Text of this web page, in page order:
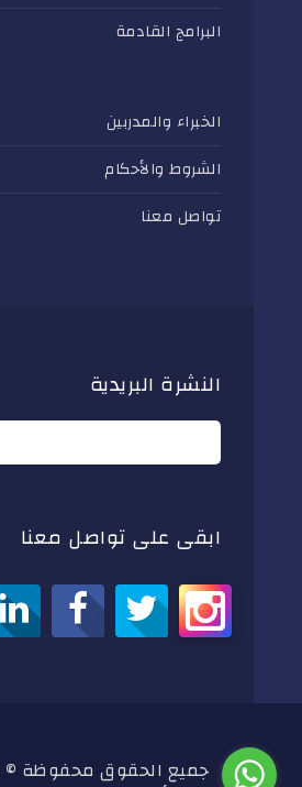
البرامج القادمة
الخبراء والمدربين
الشروط والأحكام
تواصل معنا
النشرة البريدية
ابقى على تواصل معنا
جميع الحقوق محفوظة ©